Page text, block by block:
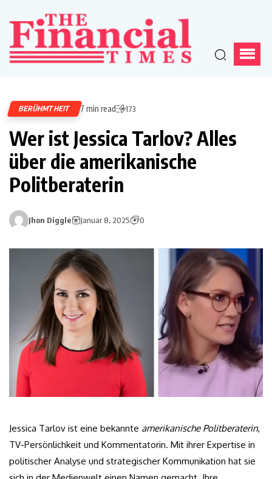
BERÜHMTHEIT 7 min read 173
Wer ist Jessica Tarlov? Alles
über die amerikanische
Politberaterin
Jhon Diggle Januar 8, 2025 0
Jessica Tarlov ist eine bekannte amerikanische Politberaterin,
TV-Persönlichkeit und Kommentatorin. Mit ihrer Expertise in
politischer Analyse und strategischer Kommunikation hat sie